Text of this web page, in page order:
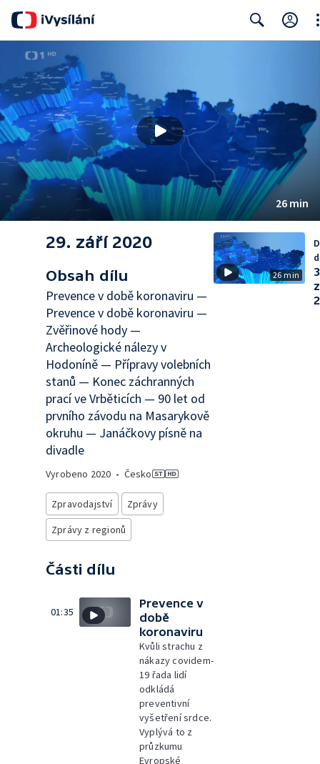
26 min
29. září 2020
Obsah dílu
Prevence v době koronaviru —
Prevence v době koronaviru —
Zvěřinové hody —
Archeologické nálezy v
Hodoníně — Přípravy volebních
stanů — Konec záchranných
prací ve Vrběticích — 90 let od
prvního závodu na Masarykově
okruhu — Janáčkovy písně na
divadle
Vyrobeno 2020 • Česko
Zpravodajství
Zprávy
Zprávy z regionů
Části dílu
01:35
Prevence v
době
koronaviru
Kvůli strachu z
nákazy covidem-
19 řada lidí
odkládá
preventivní
vyšetření srdce.
Vyplývá to z
průzkumu
Evropské
26 min